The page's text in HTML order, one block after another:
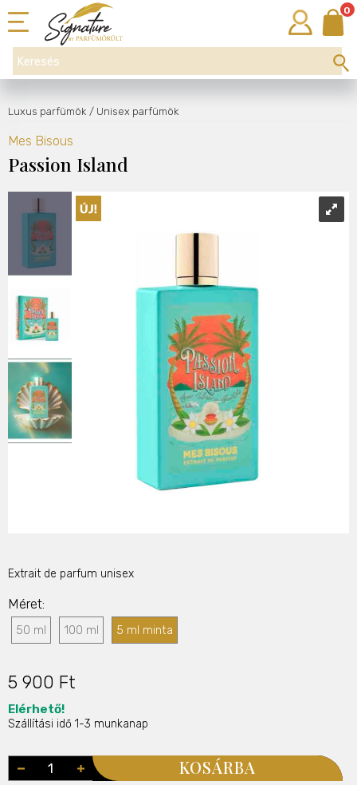
0
Luxus parfümök / Unisex parfümök
Mes Bisous
Passion Island
Extrait de parfum unisex
Méret
50 ml 100 ml 5 ml minta
5 900 Ft
Elérhető!
Szállítási idő 1-3 munkanap
KOSÁRBA